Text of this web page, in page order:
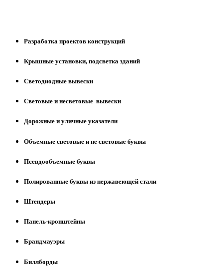
Разработка проектов конструкций
Крышные установки, подсветка зданий
Светодиодные вывески
Световые и несветовые вывески
Дорожные и уличные указатели
Объемные световые и не световые буквы
Псевдообъемные буквы
Полированные буквы из нержавеющей стали
Штендеры
Панель-кронштейны
Брандмауэры
Биллборды